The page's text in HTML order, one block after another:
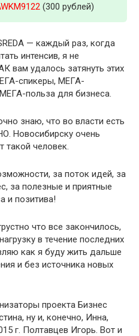
(300 рублей)
— каждый раз, когда
интенсив, я не
вам удалось затянуть этих
спикеры, МЕГА-
польза для бизнеса.
знаю, что во власти есть
Новосибирску очень
такой человек.
за поток идей, за
за полезные и приятные
и позитива!
что все закончилось,
в течение последних
как я буду жить дальше
и без источника новых
проекта Бизнес
ну и, конечно, Инна,
г. Полтавцев Игорь. Вот и